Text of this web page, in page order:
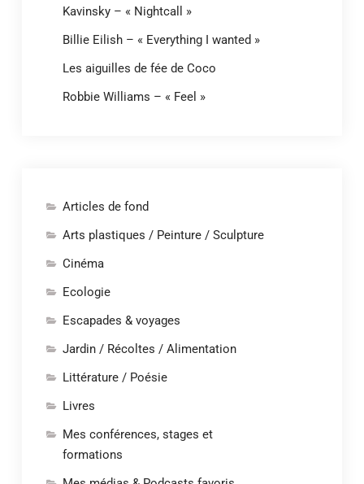
Kavinsky – « Nightcall »
Billie Eilish – « Everything I wanted »
Les aiguilles de fée de Coco
Robbie Williams – « Feel »
Articles de fond
Arts plastiques / Peinture / Sculpture
Cinéma
Ecologie
Escapades & voyages
Jardin / Récoltes / Alimentation
Littérature / Poésie
Livres
Mes conférences, stages et
formations